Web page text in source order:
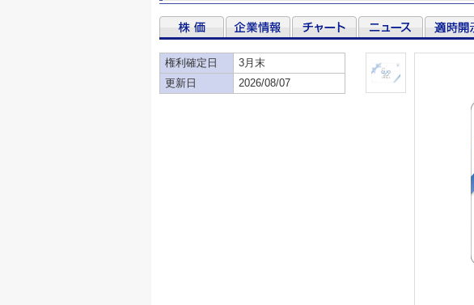
権利確定日
3月末
更新日
2026/08/07